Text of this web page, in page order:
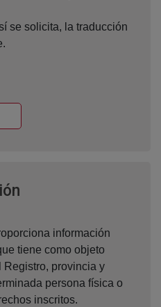
se solicita, la traducción
nueva
información
tiene como objeto
provincia y
persona física o
inscritos.